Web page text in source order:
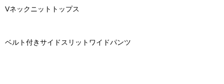
Vネックニットトップス
ベルト付きサイドスリットワイドパンツ